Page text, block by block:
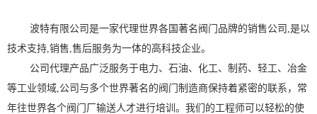
波特有限公司是一家代理世界各国著名阀门品牌的销售公司 是以
技术支持 销售 售后服务为一体的高科技企业。
公司代理产品广泛服务于电力、石油、化工、制药、轻工、冶金
等工业领域 公司与多个世界著名的阀门制造商保持着紧密的联系，常
年往世界各个阀门厂输送人才进行培训。我们的工程师可以轻松的使